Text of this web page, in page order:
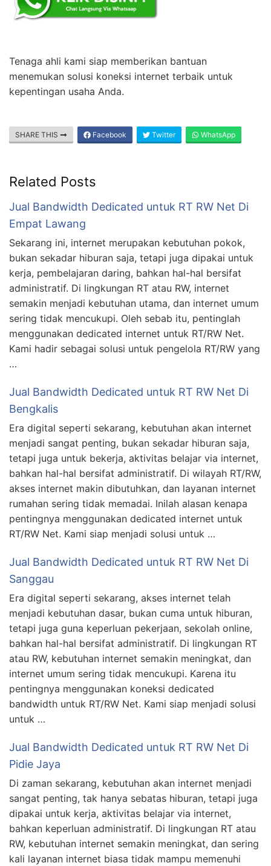
Tenaga ahli kami siap memberikan bantuan
menemukan solusi koneksi internet terbaik untuk
kepentingan usaha Anda.
SHARE THIS Facebook Twitter WhatsApp
Related Posts
Jual Bandwidth Dedicated untuk RT RW Net Di
Empat Lawang
Sekarang ini, internet merupakan kebutuhan pokok,
bukan sekadar hiburan saja, tetapi juga dipakai untuk
kerja, pembelajaran daring, bahkan hal-hal bersifat
administratif. Di lingkungan RT atau RW, internet
semakin menjadi kebutuhan utama, dan internet umum
sering tidak mencukupi. Oleh sebab itu, pentinglah
menggunakan dedicated internet untuk RT/RW Net.
Kami hadir sebagai solusi untuk pengelola RT/RW yang
…
Jual Bandwidth Dedicated untuk RT RW Net Di
Bengkalis
Era digital seperti sekarang, kebutuhan akan internet
menjadi sangat penting, bukan sekadar hiburan saja,
tetapi juga untuk bekerja, aktivitas belajar via internet,
bahkan hal-hal bersifat administratif. Di wilayah RT/RW,
akses internet makin dibutuhkan, dan layanan internet
rumahan sering tidak memadai. Inilah alasan kenapa
pentingnya menggunakan dedicated internet untuk
RT/RW Net. Kami siap menjadi solusi untuk …
Jual Bandwidth Dedicated untuk RT RW Net Di
Sanggau
Era digital seperti sekarang, akses internet telah
menjadi kebutuhan dasar, bukan cuma untuk hiburan,
tetapi juga guna keperluan pekerjaan, sekolah online,
bahkan hal-hal bersifat administratif. Di lingkungan RT
atau RW, kebutuhan internet semakin meningkat, dan
internet umum sering tidak mencukupi. Karena itu
pentingnya menggunakan koneksi dedicated
bandwidth untuk RT/RW Net. Kami siap menjadi solusi
untuk …
Jual Bandwidth Dedicated untuk RT RW Net Di
Pidie Jaya
Di zaman sekarang, kebutuhan akan internet menjadi
sangat penting, tak hanya sebatas hiburan, tetapi juga
dipakai untuk kerja, aktivitas belajar via internet,
bahkan keperluan administratif. Di lingkungan RT atau
RW, kebutuhan internet semakin meningkat, dan sering
kali layanan internet biasa tidak mampu memenuhi